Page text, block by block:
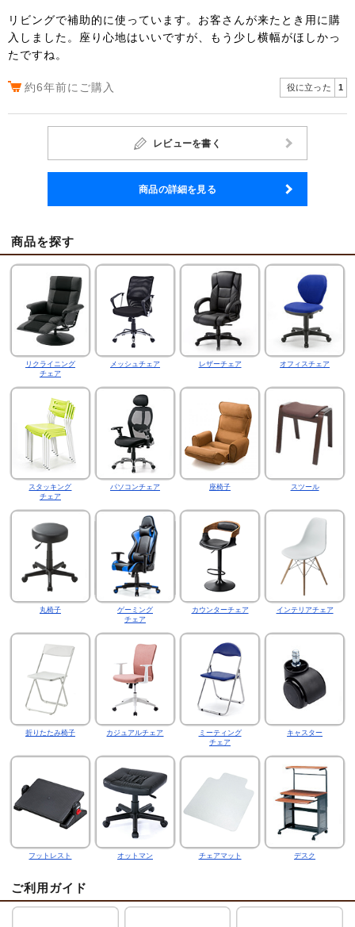
リビングで補助的に使っています。お客さんが来たとき用に購
入しました。座り心地はいいですが、もう少し横幅がほしかっ
たですね。
約6年前にご購入 役に立った 1
レビューを書く
商品の詳細を見る
商品を探す
リクライニング
チェア
メッシュチェア レザーチェア オフィスチェア
スタッキング
チェア
パソコンチェア 座椅子 スツール
丸椅子
ゲーミング
チェア
カウンターチェア インテリアチェア
折りたたみ椅子 カジュアルチェア
ミーティング
チェア
キャスター
フットレスト オットマン チェアマット デスク
ご利用ガイド